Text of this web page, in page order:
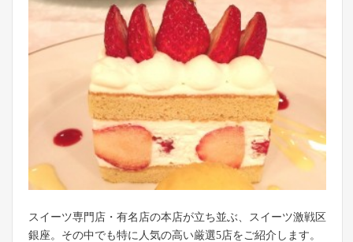
スイーツ専門店・有名店の本店が立ち並ぶ、スイーツ激戦区
銀座。その中でも特に人気の高い厳選5店をご紹介します。